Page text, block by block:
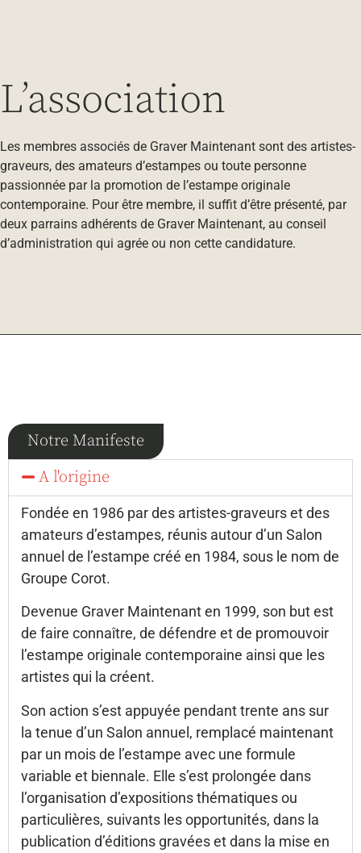
L’association
Les membres associés de Graver Maintenant sont des artistes-
graveurs, des amateurs d’estampes ou toute personne
passionnée par la promotion de l’estampe originale
contemporaine. Pour être membre, il suffit d’être présenté, par
deux parrains adhérents de Graver Maintenant, au conseil
d’administration qui agrée ou non cette candidature.
Notre Manifeste
A l'origine
Fondée en 1986 par des artistes-graveurs et des
amateurs d’estampes, réunis autour d’un Salon
annuel de l’estampe créé en 1984, sous le nom de
Groupe Corot.
Devenue Graver Maintenant en 1999, son but est
de faire connaître, de défendre et de promouvoir
l’estampe originale contemporaine ainsi que les
artistes qui la créent.
Son action s’est appuyée pendant trente ans sur
la tenue d’un Salon annuel, remplacé maintenant
par un mois de l’estampe avec une formule
variable et biennale. Elle s’est prolongée dans
l’organisation d’expositions thématiques ou
particulières, suivants les opportunités, dans la
publication d’éditions gravées et dans la mise en